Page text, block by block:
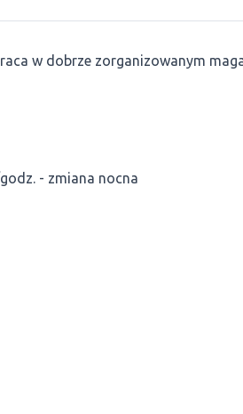
w dobrze zorganizowanym
- zmiana nocna